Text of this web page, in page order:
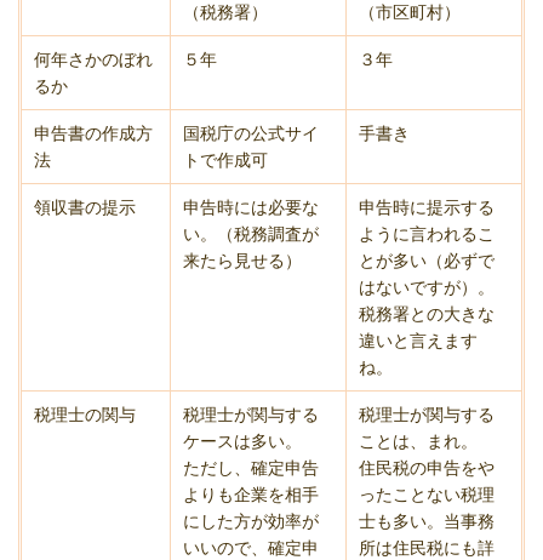
（税務署） （市区町村）
何年さかのぼれ
るか
５年 ３年
申告書の作成方
法
国税庁の公式サイ
トで作成可
手書き
領収書の提示
申告時には必要な
い。（税務調査が
来たら見せる）
申告時に提示する
ように言われるこ
とが多い（必ずで
はないですが）。
税務署との大きな
違いと言えます
ね。
税理士の関与
税理士が関与する
ケースは多い。
ただし、確定申告
よりも企業を相手
にした方が効率が
いいので、確定申
税理士が関与する
ことは、まれ。
住民税の申告をや
ったことない税理
士も多い。当事務
所は住民税にも詳